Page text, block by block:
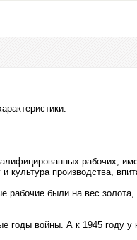
рабочих,
производства,
рабочие были на вес
годы войны. А к 1945 году